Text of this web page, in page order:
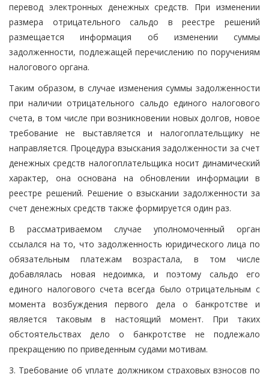
перевод электронных денежных средств. При изменении
размера отрицательного сальдо в реестре решений
размещается информация об изменении суммы
задолженности, подлежащей перечислению по поручениям
налогового органа.
Таким образом, в случае изменения суммы задолженности
при наличии отрицательного сальдо единого налогового
счета, в том числе при возникновении новых долгов, новое
требование не выставляется и налогоплательщику не
направляется. Процедура взыскания задолженности за счет
денежных средств налогоплательщика носит динамический
характер, она основана на обновлении информации в
реестре решений. Решение о взыскании задолженности за
счет денежных средств также формируется один раз.
В рассматриваемом случае уполномоченный орган
ссылался на то, что задолженность юридического лица по
обязательным платежам возрастала, в том числе
добавлялась новая недоимка, и поэтому сальдо его
единого налогового счета всегда было отрицательным с
момента возбуждения первого дела о банкротстве и
является таковым в настоящий момент. При таких
обстоятельствах дело о банкротстве не подлежало
прекращению по приведенным судами мотивам.
3. Требование об уплате должником страховых взносов по